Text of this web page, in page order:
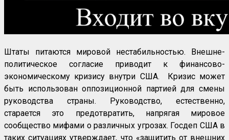
Штаты питаются мировой нестабильностью. Внешне-
политическое согласие приводит к финансово-
экономическому кризису внутри США. Кризис может
быть использован оппозиционной партией для смены
руководства страны. Руководство, естественно,
старается это предотвратить, напрягая мировое
сообщество мифами о различных угрозах. Госдеп США в
таких ситуациях утверждает, что «защитить от внешних